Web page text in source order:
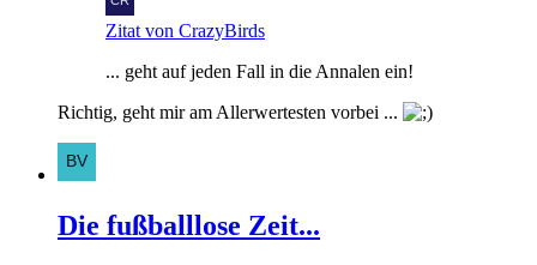
Zitat von CrazyBirds
... geht auf jeden Fall in die Annalen ein!
Richtig, geht mir am Allerwertesten vorbei ...
Die fußballlose Zeit...